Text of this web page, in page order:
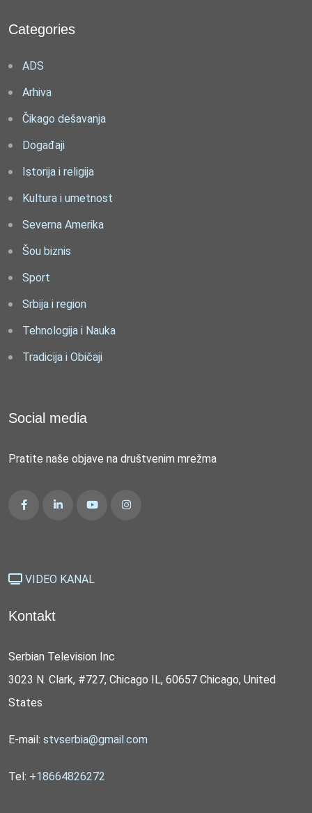
Categories
ADS
Arhiva
Čikago dešavanja
Događaji
Istorija i religija
Kultura i umetnost
Severna Amerika
Šou biznis
Sport
Srbija i region
Tehnologija i Nauka
Tradicija i Običaji
Social media
Pratite naše objave na društvenim mrežma
VIDEO KANAL
Kontakt
Serbian Television Inc
3023 N. Clark, #727, Chicago IL, 60657 Chicago, United
States
E-mail: stvserbia@gmail.com
Tel: +18664826272